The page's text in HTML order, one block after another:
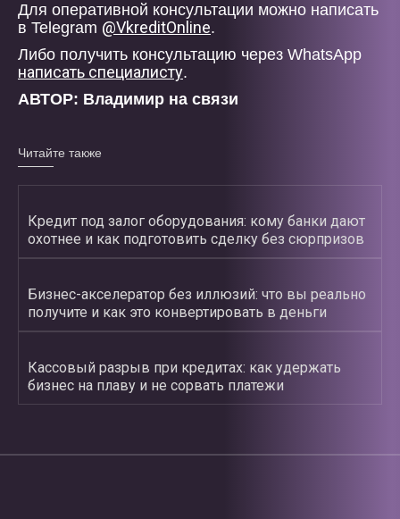
Для оперативной консультации можно написать
в Telegram @VkreditOnline.
Либо получить консультацию через WhatsApp
написать специалисту.
АВТОР: Владимир на связи
Читайте также
Кредит под залог оборудования: кому банки дают
охотнее и как подготовить сделку без сюрпризов
Бизнес-акселератор без иллюзий: что вы реально
получите и как это конвертировать в деньги
Кассовый разрыв при кредитах: как удержать
бизнес на плаву и не сорвать платежи